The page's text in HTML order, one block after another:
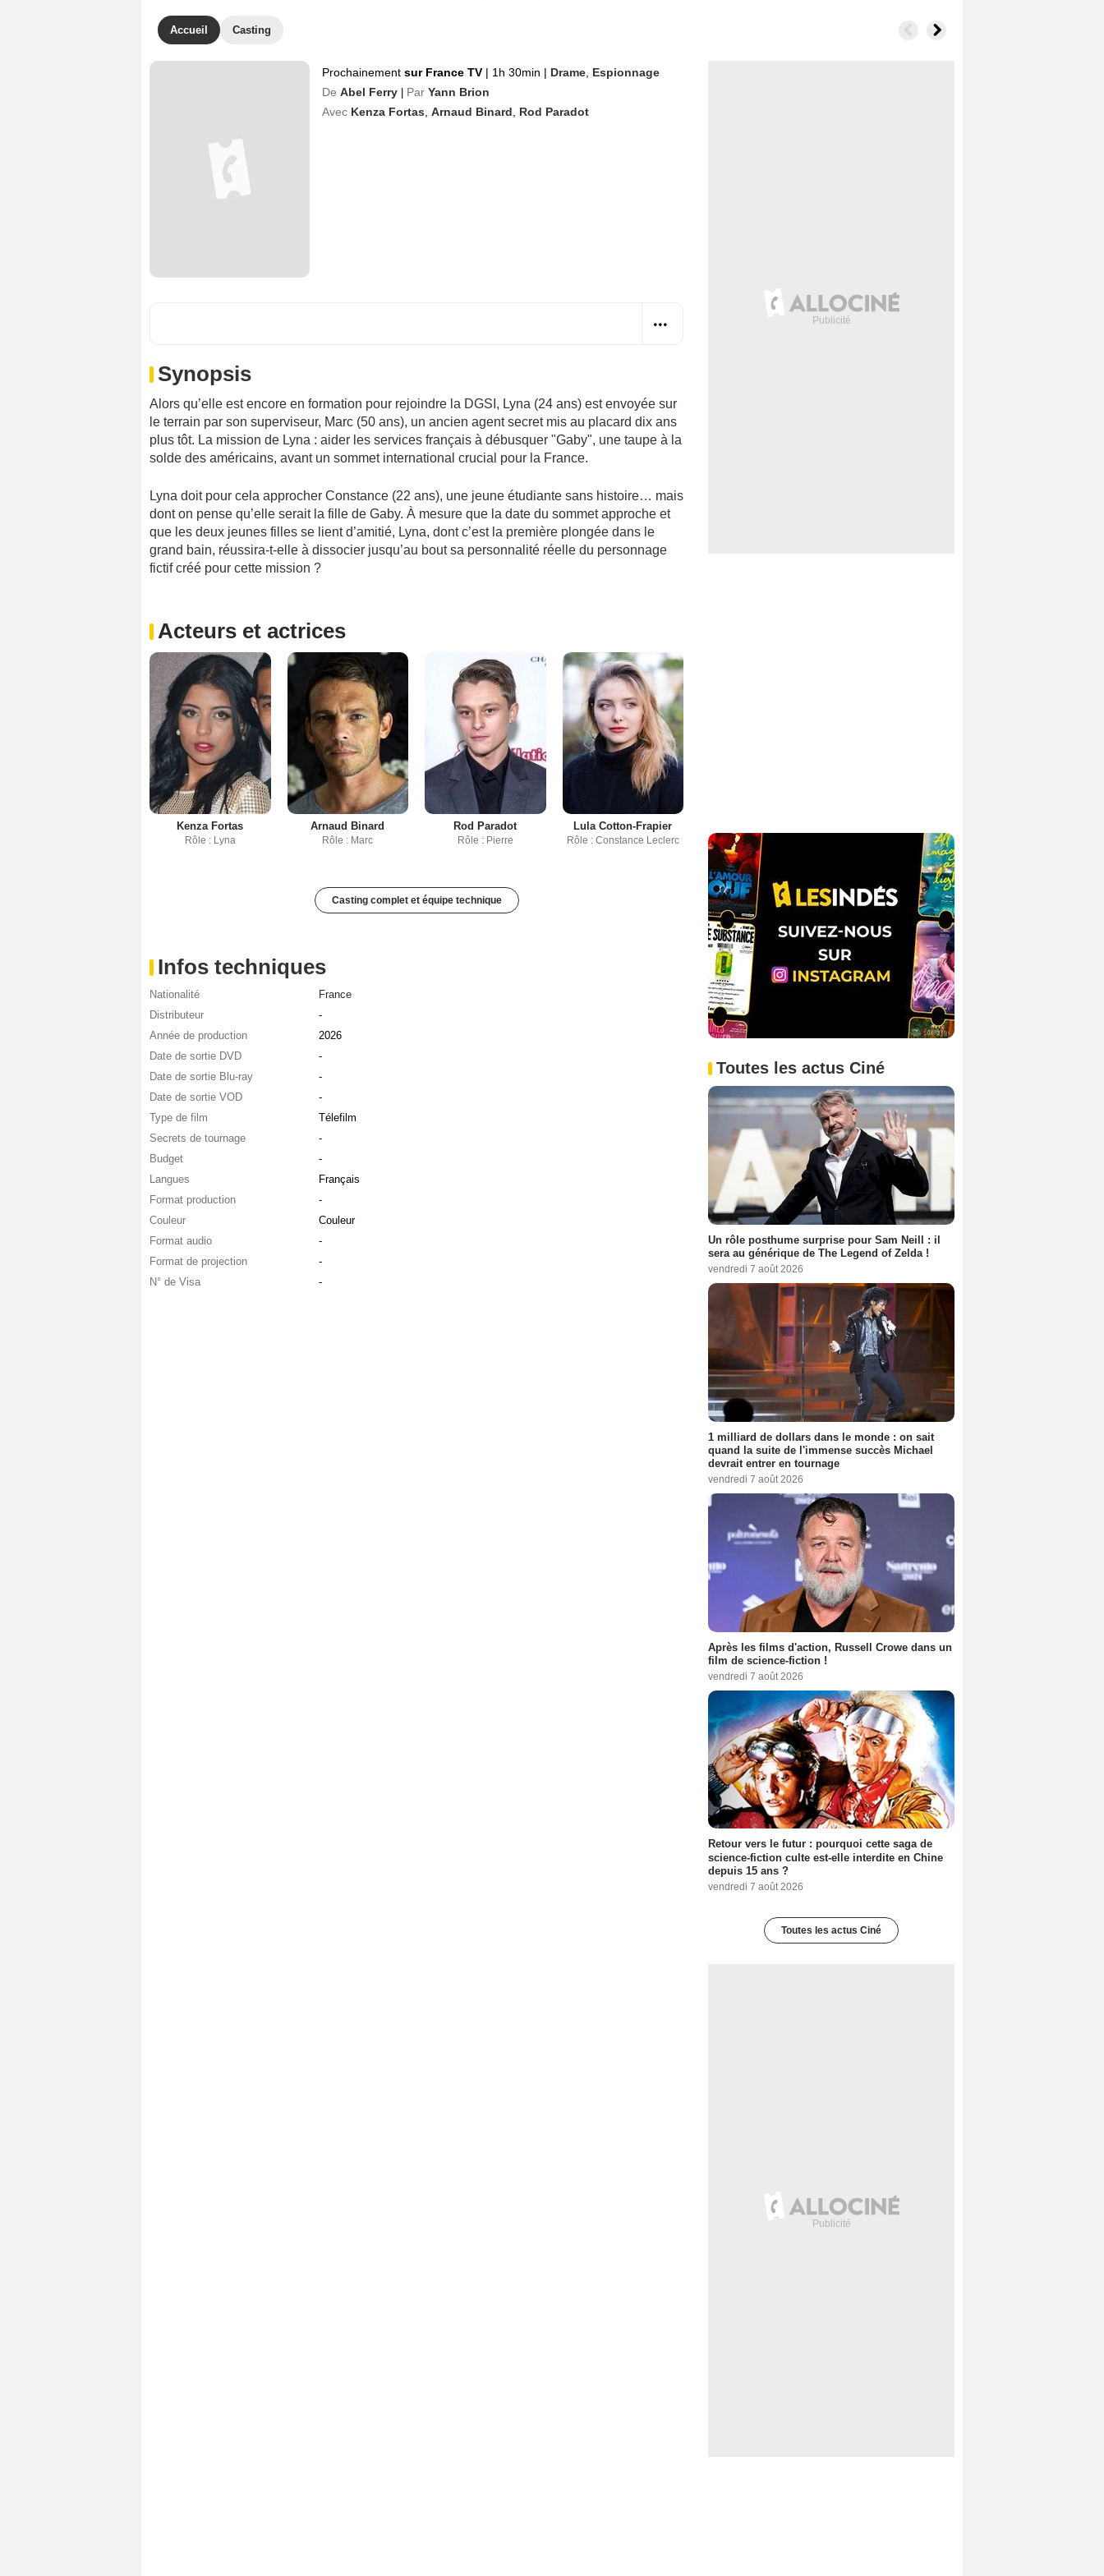
Accueil Casting
Prochainement sur France TV | 1h 30min | Drame Espionnage
De Abel Ferry Par Yann Brion
Avec Kenza Fortas Arnaud Binard Rod Paradot
Synopsis
Alors qu’elle est encore en formation pour rejoindre la DGSI, Lyna (24 ans) est envoyée sur
le terrain par son superviseur, Marc (50 ans), un ancien agent secret mis au placard dix ans
plus tôt. La mission de Lyna : aider les services français à débusquer "Gaby", une taupe à la
solde des américains, avant un sommet international crucial pour la France.
Lyna doit pour cela approcher Constance (22 ans), une jeune étudiante sans histoire… mais
dont on pense qu’elle serait la fille de Gaby. À mesure que la date du sommet approche et
que les deux jeunes filles se lient d’amitié, Lyna, dont c’est la première plongée dans le
grand bain, réussira-t-elle à dissocier jusqu’au bout sa personnalité réelle du personnage
fictif créé pour cette mission ?
Acteurs et actrices
Kenza Fortas
Rôle : Lyna
Arnaud Binard
Rôle : Marc
Rod Paradot
Rôle : Pierre
Lula Cotton-Frapier
Rôle : Constance Leclerc
Casting complet et équipe technique
Infos techniques
Nationalité
France
Distributeur
-
Année de production
2026
Date de sortie DVD
-
Date de sortie Blu-ray
-
Date de sortie VOD
-
Type de film
Télefilm
Secrets de tournage
-
Budget
-
Langues
Français
Format production
-
Couleur
Couleur
Format audio
-
Format de projection
-
N° de Visa
-
Toutes les actus Ciné
Un rôle posthume surprise pour Sam Neill : il
sera au générique de The Legend of Zelda !
vendredi 7 août 2026
1 milliard de dollars dans le monde : on sait
quand la suite de l'immense succès Michael
devrait entrer en tournage
vendredi 7 août 2026
Après les films d'action, Russell Crowe dans un
film de science-fiction !
vendredi 7 août 2026
Retour vers le futur : pourquoi cette saga de
science-fiction culte est-elle interdite en Chine
depuis 15 ans ?
vendredi 7 août 2026
Toutes les actus Ciné